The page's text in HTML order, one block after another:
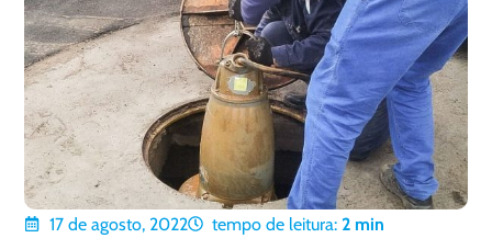
17 de agosto, 2022 tempo de leitura: 2 min